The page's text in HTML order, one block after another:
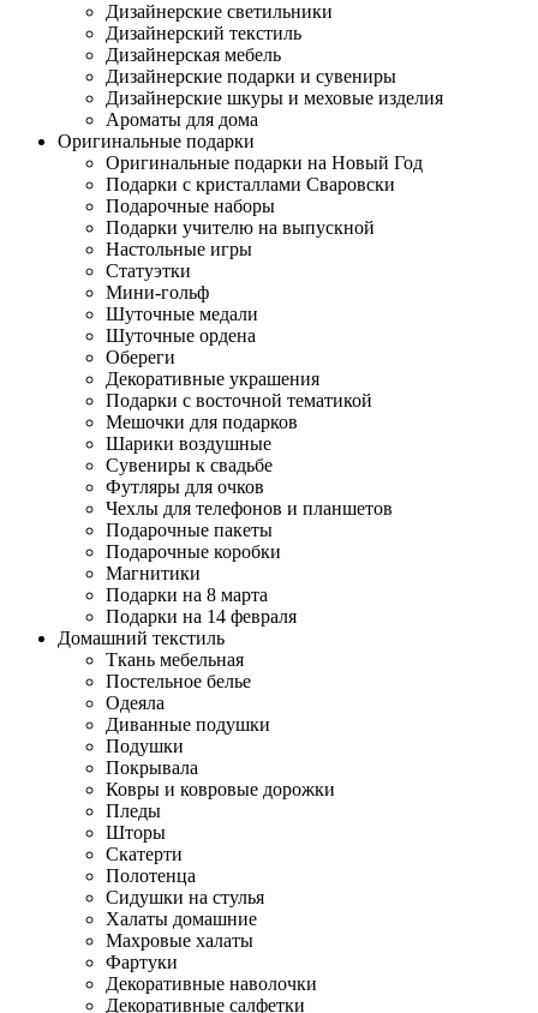
Дизайнерские светильники
Дизайнерский текстиль
Дизайнерская мебель
Дизайнерские подарки и сувениры
Дизайнерские шкуры и меховые изделия
Ароматы для дома
Оригинальные подарки
Оригинальные подарки на Новый Год
Подарки с кристаллами Сваровски
Подарочные наборы
Подарки учителю на выпускной
Настольные игры
Статуэтки
Мини-гольф
Шуточные медали
Шуточные ордена
Обереги
Декоративные украшения
Подарки с восточной тематикой
Мешочки для подарков
Шарики воздушные
Сувениры к свадьбе
Футляры для очков
Чехлы для телефонов и планшетов
Подарочные пакеты
Подарочные коробки
Магнитики
Подарки на 8 марта
Подарки на 14 февраля
Домашний текстиль
Ткань мебельная
Постельное белье
Одеяла
Диванные подушки
Подушки
Покрывала
Ковры и ковровые дорожки
Пледы
Шторы
Скатерти
Полотенца
Сидушки на стулья
Халаты домашние
Махровые халаты
Фартуки
Декоративные наволочки
Декоративные салфетки